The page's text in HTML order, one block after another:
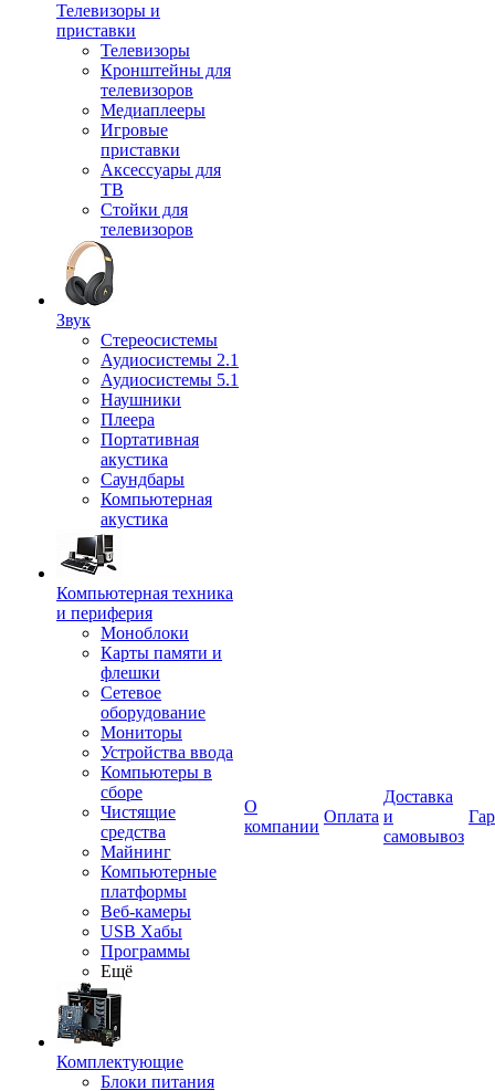
Телевизоры и
приставки
Телевизоры
Кронштейны для
телевизоров
Медиаплееры
Игровые
приставки
Аксессуары для
ТВ
Стойки для
телевизоров
Звук
Стереосистемы
Аудиосистемы 2.1
Аудиосистемы 5.1
Наушники
Плеера
Портативная
акустика
Саундбары
Компьютерная
акустика
Компьютерная техника
и периферия
Моноблоки
Карты памяти и
флешки
Сетевое
оборудование
Мониторы
Устройства ввода
Компьютеры в
сборе
Чистящие
средства
Майнинг
Компьютерные
платформы
Веб-камеры
USB Хабы
Программы
Ещё
Комплектующие
Блоки питания
О
компании
Оплата
Доставка
и
самовывоз